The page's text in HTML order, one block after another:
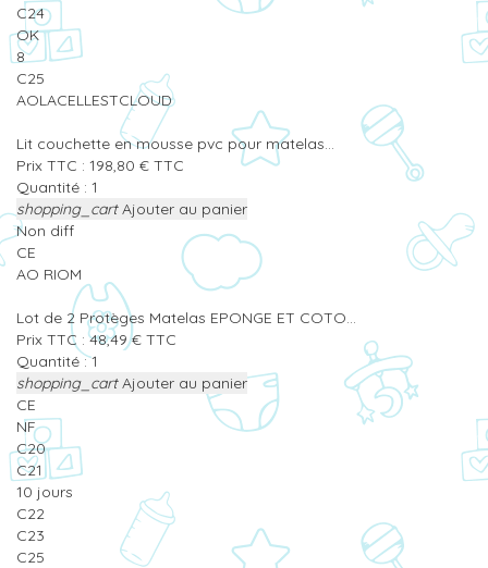
C24
OK
8
C25
AOLACELLESTCLOUD
Lit couchette en mousse pvc pour matelas...
Prix TTC : 198,80 € TTC
Quantité :
shopping_cart Ajouter au panier
Non diff
CE
AO RIOM
Lot de 2 Protèges Matelas EPONGE ET COTO...
Prix TTC :48,49€ TTC
Quantité :
shopping_cart Ajouter au panier
CE
NF
C20
C21
10 jours
C22
C23
C25